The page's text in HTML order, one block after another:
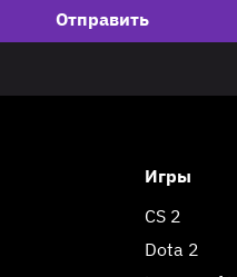
Отправить
Игры
CS 2
Dota 2